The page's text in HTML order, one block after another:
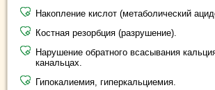
Накопление кислот (метаболический
Костная резорбция (разрушение).
Нарушение обратного всасывания
канальцах.
Гипокалиемия, гиперкальциемия.